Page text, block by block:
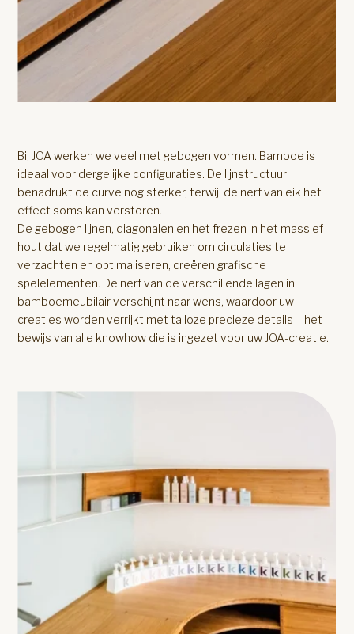
Bij JOA werken we veel met gebogen vormen. Bamboe is
ideaal voor dergelijke configuraties. De lijnstructuur
benadrukt de curve nog sterker, terwijl de nerf van eik het
effect soms kan verstoren.
De gebogen lijnen, diagonalen en het frezen in het massief
hout dat we regelmatig gebruiken om circulaties te
verzachten en optimaliseren, creëren grafische
spelelementen. De nerf van de verschillende lagen in
bamboemeubilair verschijnt naar wens, waardoor uw
creaties worden verrijkt met talloze precieze details – het
bewijs van alle knowhow die is ingezet voor uw JOA-creatie.